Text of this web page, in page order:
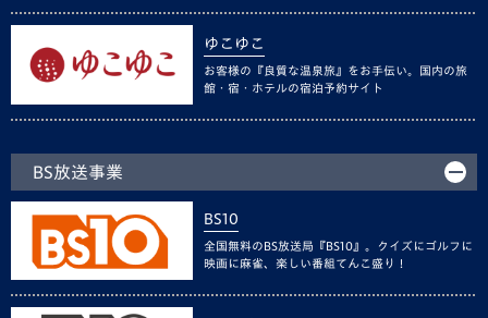
ゆこゆこ
お客様の『良質な温泉旅』をお手伝い。国内の旅
館・宿・ホテルの宿泊予約サイト
BS放送事業
BS10
全国無料のBS放送局『BS10』。クイズにゴルフに
映画に麻雀、楽しい番組てんこ盛り！